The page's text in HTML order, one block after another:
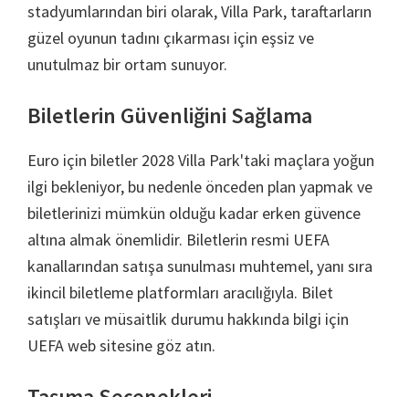
stadyumlarından biri olarak, Villa Park, taraftarların
güzel oyunun tadını çıkarması için eşsiz ve
unutulmaz bir ortam sunuyor.
Biletlerin Güvenliğini Sağlama
Euro için biletler 2028 Villa Park'taki maçlara yoğun
ilgi bekleniyor, bu nedenle önceden plan yapmak ve
biletlerinizi mümkün olduğu kadar erken güvence
altına almak önemlidir. Biletlerin resmi UEFA
kanallarından satışa sunulması muhtemel, yanı sıra
ikincil biletleme platformları aracılığıyla. Bilet
satışları ve müsaitlik durumu hakkında bilgi için
UEFA web sitesine göz atın.